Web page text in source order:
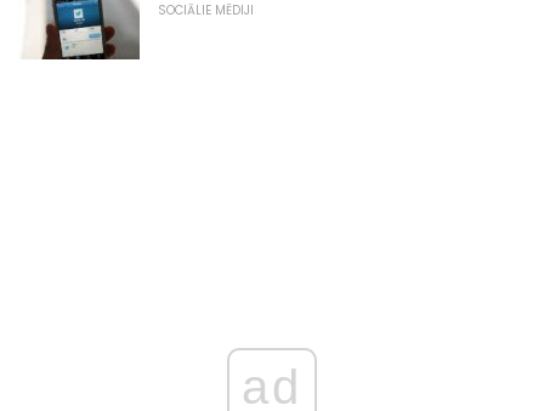
SOCIĀLIE MĒDIJI
ad